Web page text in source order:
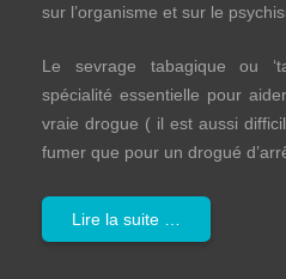
sur l’organisme et sur le
Le sevrage tabagique ou
spécialité essentielle pour
vraie drogue ( il est aussi
fumer que pour un drogué
Lire la suite …